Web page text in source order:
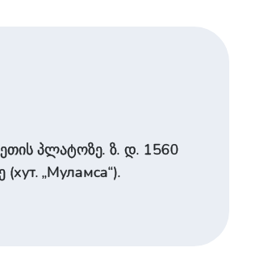
პლატოზე. ზ. დ. 1560
„Муламса“).